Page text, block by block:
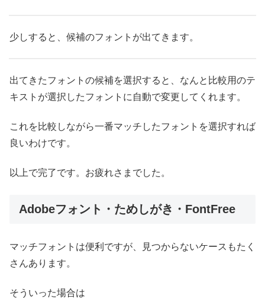
少しすると、候補のフォントが出てきます。
出てきたフォントの候補を選択すると、なんと比較用のテ
キストが選択したフォントに自動で変更してくれます。
これを比較しながら一番マッチしたフォントを選択すれば
良いわけです。
以上で完了です。お疲れさまでした。
Adobeフォント・ためしがき・FontFree
マッチフォントは便利ですが、見つからないケースもたく
さんあります。
そういった場合は